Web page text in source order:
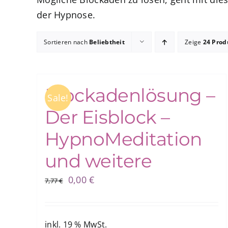
der Hypnose.
Sortieren nach Beliebtheit Zeige 24
Sale!
Blockadenlösung –
Der Eisblock –
HypnoMeditation
und weitere
7,77€
Ursprünglicher
7,77 €
0,00€Aktueller
0,00 €.
inkl. 19 % MwSt.